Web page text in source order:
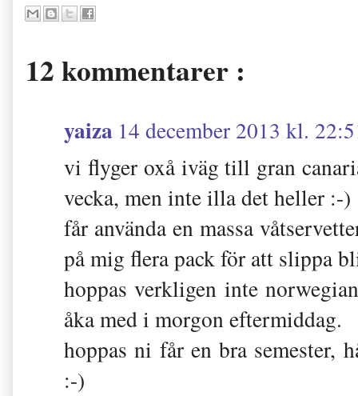
12 kommentarer :
yaiza 14 december 2013 kl.
vi flyger oxå iväg till gran
vecka, men inte illa det heller :-)
får använda en massa
på mig flera pack för att slippa
hoppas verkligen inte
åka med i morgon eftermiddag.
hoppas ni får en bra semester,
:-)